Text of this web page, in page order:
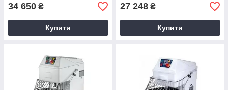
34 650 ₴
Купити
27 248 ₴
Купити